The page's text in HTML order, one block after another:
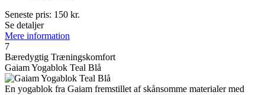
Seneste pris: 150 kr.
Se detaljer
Mere information
7
Bæredygtig Træningskomfort
Gaiam Yogablok Teal Blå
En yogablok fra Gaiam fremstillet af skånsomme materialer med